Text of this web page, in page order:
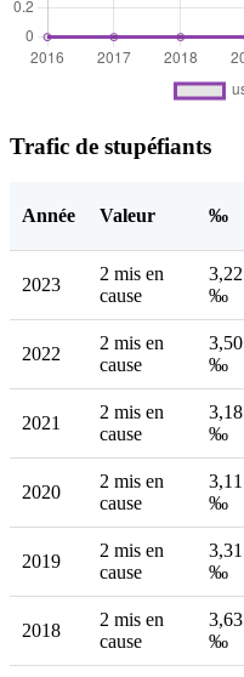
Trafic de stupéfiants
Année Valeur ‰
2023
2 mis en
cause
3,22
‰
2022
2 mis en
cause
3,50
‰
2021
2 mis en
cause
3,18
‰
2020
2 mis en
cause
3,11
‰
2019
2 mis en
cause
3,31
‰
2018
2 mis en
cause
3,63
‰